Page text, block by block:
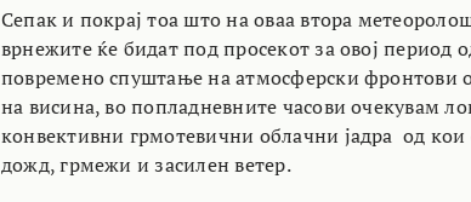
Сепак и покрај тоа што на оваа втора
врнежите ќе бидат под просекот за овој период
повремено спуштање на атмосферски фронтови
на висина, во попладневните часови очекувам
конвективни грмотевични облачни јадра од кои
дожд, грмежи и засилен ветер.